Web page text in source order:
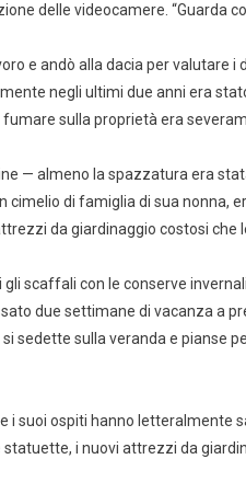
delle videocamere. “Guarda
e andò alla dacia per valutare
negli ultimi due anni era
sulla proprietà era
— almeno la spazzatura era
cimelio di famiglia di sua nonna,
da giardinaggio costosi che
scaffali con le conserve
due settimane di vacanza a
sedette sulla veranda e pianse
i suoi ospiti hanno
i nuovi attrezzi da